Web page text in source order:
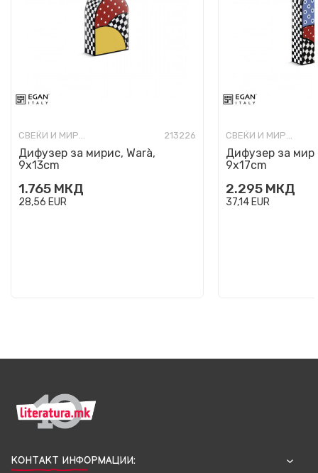
СВЕЌИ И МИРИСИ 213226
Дифузер за мирис, Warà,
9x13cm
1.765 МКД
28,56 EUR
СВЕЌИ И МИРИСИ
Дифузер за
9x17cm
2.295 МКД
37,14EUR
КОНТАКТ ИНФОРМАЦИИ: